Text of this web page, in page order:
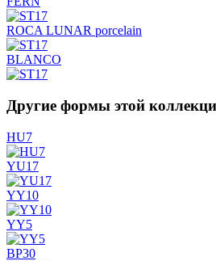
ROCA LUNAR porcelain
BLANCO
Другие формы этой
HU7
YU17
YY10
YY5
BP30